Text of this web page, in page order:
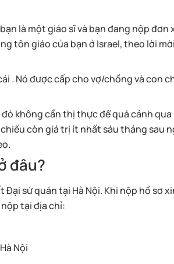
là một giáo sĩ và bạn đang nộp đơn
tôn giáo của bạn ở Israel, theo lời
. Nó được cấp cho vợ/chồng và con
không cần thị thực để quá cảnh qua
còn giá trị ít nhất sáu tháng sau
đâu?
sứ quán tại Hà Nội. Khi nộp hồ sơ
tại địa chỉ:
Nội